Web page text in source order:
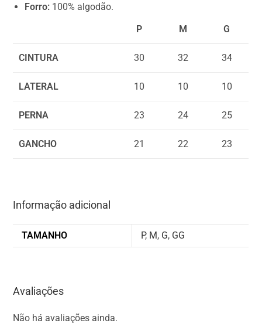
Forro: 100% algodão.
P
M G
CINTURA 30 32 34
LATERAL 10 10 10
PERNA 23 24 25
GANCHO 21 22 23
Informação adicional
TAMANHO P, M, G, GG
Avaliações
Não há avaliações ainda.